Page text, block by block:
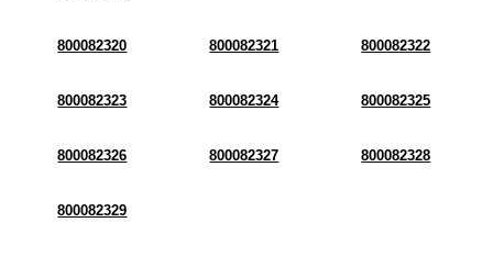
800082320 800082321 800082322
800082323 800082324 800082325
800082326 800082327 800082328
800082329